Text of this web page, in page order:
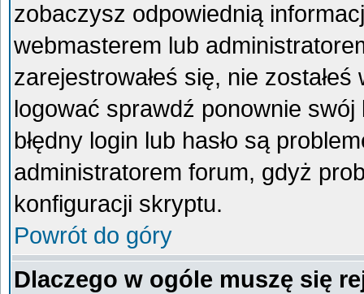
zobaczysz odpowiednią
webmasterem lub
zarejestrowałeś się, nie
logować sprawdź ponownie swój
błędny login lub hasło są
administratorem forum, gdyż
konfiguracji skryptu.
Powrót do góry
Dlaczego w ogóle muszę się